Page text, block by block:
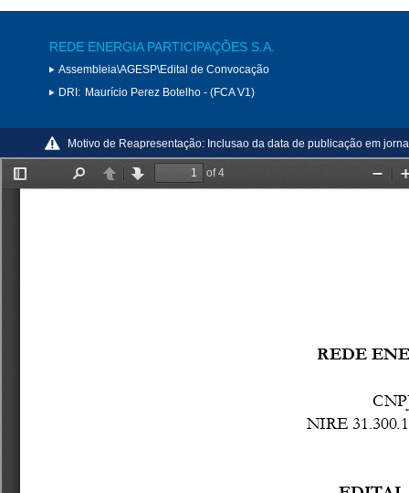
REDE ENERGIA PARTICIPAÇÕES S.A.
Assembleia\AGESP\Edital de Convocação
DRI: Maurício Perez Botelho - (FCA V1)
Motivo de Reapresentação: Inclusao da data de publicação em